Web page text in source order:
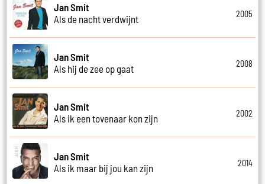
Jan Smit
Als de nacht verdwijnt
2005
Jan Smit
Als hij de zee op gaat
2008
Jan Smit
Als ik een tovenaar kon zijn
2002
Jan Smit
Als ik maar bij jou kan zijn
2014